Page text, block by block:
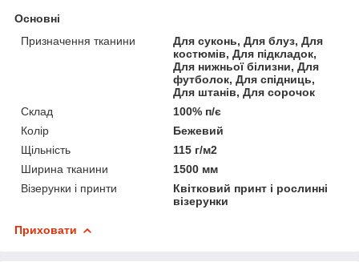
Основні
Призначення тканини
Для суконь, Для блуз, Для
костюмів, Для підкладок,
Для нижньої білизни, Для
футболок, Для спідниць,
Для штанів, Для сорочок
Склад
100% п/є
Колір
Бежевий
Щільність
115 г/м2
Ширина тканини
1500 мм
Візерунки і принти
Квітковий принт і рослинні
візерунки
Приховати